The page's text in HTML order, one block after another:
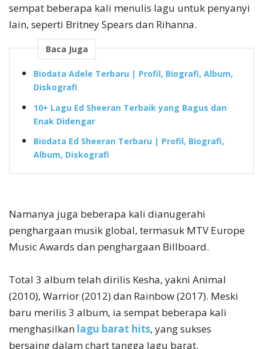
sempat beberapa kali menulis lagu untuk penyanyi
lain, seperti Britney Spears dan Rihanna.
Baca Juga
Biodata Adele Terbaru | Profil, Biografi, Album,
Diskografi
10+ Lagu Ed Sheeran Terbaik yang Bagus dan
Enak Didengar
Biodata Ed Sheeran Terbaru | Profil, Biografi,
Album, Diskografi
Namanya juga beberapa kali dianugerahi
penghargaan musik global, termasuk MTV Europe
Music Awards dan penghargaan Billboard.
Total 3 album telah dirilis Kesha, yakni Animal
(2010), Warrior (2012) dan Rainbow (2017). Meski
baru merilis 3 album, ia sempat beberapa kali
menghasilkan lagu barat hits, yang sukses
bersaing dalam chart tangga lagu barat.